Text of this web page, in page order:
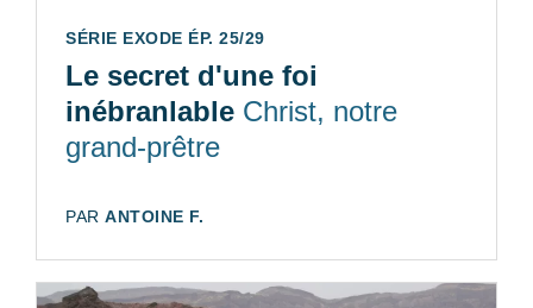
SÉRIE EXODE ÉP. 25/29
Le secret d'une foi
inébranlable Christ, notre
grand-prêtre
AUTEUR:
PAR ANTOINE F.